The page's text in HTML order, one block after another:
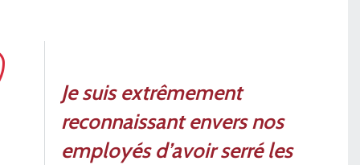
Je suis extrêmement
reconnaissant envers nos
employés d’avoir serré les